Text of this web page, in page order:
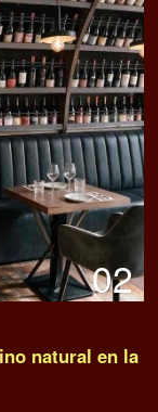
02
natural en la